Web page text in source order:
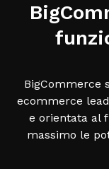
BigCommerce
ecommerce
e orientata al
massimo le